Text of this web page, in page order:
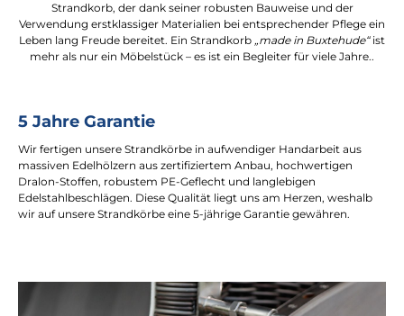
Strandkorb, der dank seiner robusten Bauweise und der
Verwendung erstklassiger Materialien bei entsprechender Pflege ein
Leben lang Freude bereitet. Ein Strandkorb „made in Buxtehude“ist
mehr als nur ein Möbelstück – es ist ein Begleiter für viele Jahre..
5 Jahre Garantie
Wir fertigen unsere Strandkörbe in aufwendiger Handarbeit aus
massiven Edelhölzern aus zertifiziertem Anbau, hochwertigen
Dralon-Stoffen, robustem PE-Geflecht und langlebigen
Edelstahlbeschlägen. Diese Qualität liegt uns am Herzen, weshalb
wir auf unsere Strandkörbe eine 5-jährige Garantie gewähren.